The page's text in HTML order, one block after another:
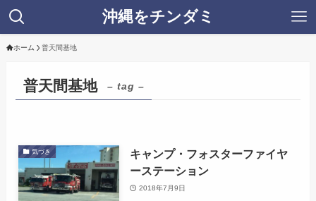
沖縄をチンダミ
ホーム 普天間基地
普天間基地 – tag –
気づき
キャンプ・フォスターファイヤ
ーステーション
2018年7月9日